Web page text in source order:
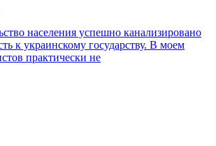
населения успешно канализировано
к украинскому государству. В моем
практически не